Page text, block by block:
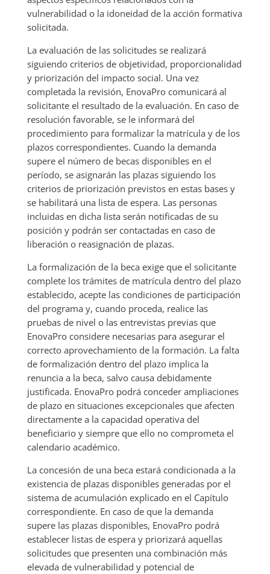
vulnerabilidad o la idoneidad de la acción formativa
solicitada.
La evaluación de las solicitudes se realizará
siguiendo criterios de objetividad, proporcionalidad
y priorización del impacto social. Una vez
completada la revisión, EnovaPro comunicará al
solicitante el resultado de la evaluación. En caso de
resolución favorable, se le informará del
procedimiento para formalizar la matrícula y de los
plazos correspondientes. Cuando la demanda
supere el número de becas disponibles en el
período, se asignarán las plazas siguiendo los
criterios de priorización previstos en estas bases y
se habilitará una lista de espera. Las personas
incluidas en dicha lista serán notificadas de su
posición y podrán ser contactadas en caso de
liberación o reasignación de plazas.
La formalización de la beca exige que el solicitante
complete los trámites de matrícula dentro del plazo
establecido, acepte las condiciones de participación
del programa y, cuando proceda, realice las
pruebas de nivel o las entrevistas previas que
EnovaPro considere necesarias para asegurar el
correcto aprovechamiento de la formación. La falta
de formalización dentro del plazo implica la
renuncia a la beca, salvo causa debidamente
justificada. EnovaPro podrá conceder ampliaciones
de plazo en situaciones excepcionales que afecten
directamente a la capacidad operativa del
beneficiario y siempre que ello no comprometa el
calendario académico.
La concesión de una beca estará condicionada a la
existencia de plazas disponibles generadas por el
sistema de acumulación explicado en el Capítulo
correspondiente. En caso de que la demanda
supere las plazas disponibles, EnovaPro podrá
establecer listas de espera y priorizará aquellas
solicitudes que presenten una combinación más
elevada de vulnerabilidad y potencial de